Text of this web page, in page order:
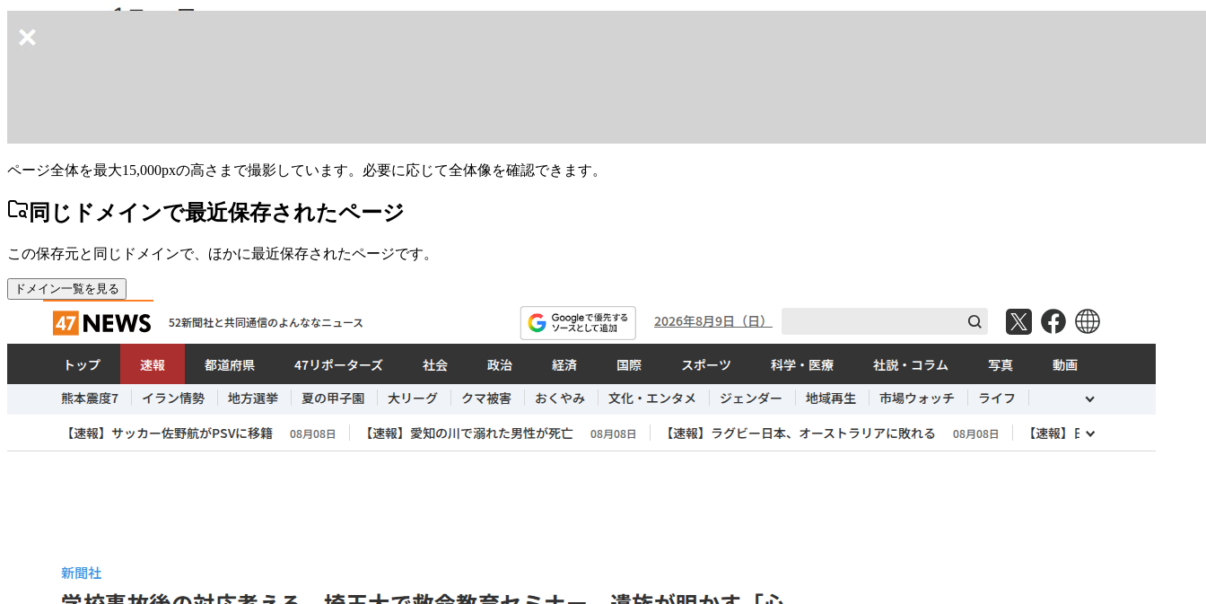
ページ全体を最大15,000pxの高さまで撮影しています。必要に応じて全体像を確認できます。
同じドメインで最近保存されたページ
この保存元と同じドメインで、ほかに最近保存されたページです。
ドメイン一覧を見る